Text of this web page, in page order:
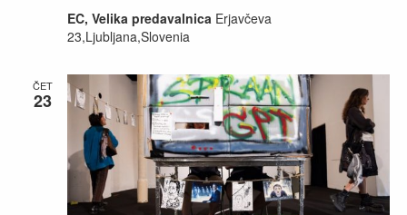
EC, Velika predavalnica Erjavčeva
23,Ljubljana,Slovenia
ČET
23